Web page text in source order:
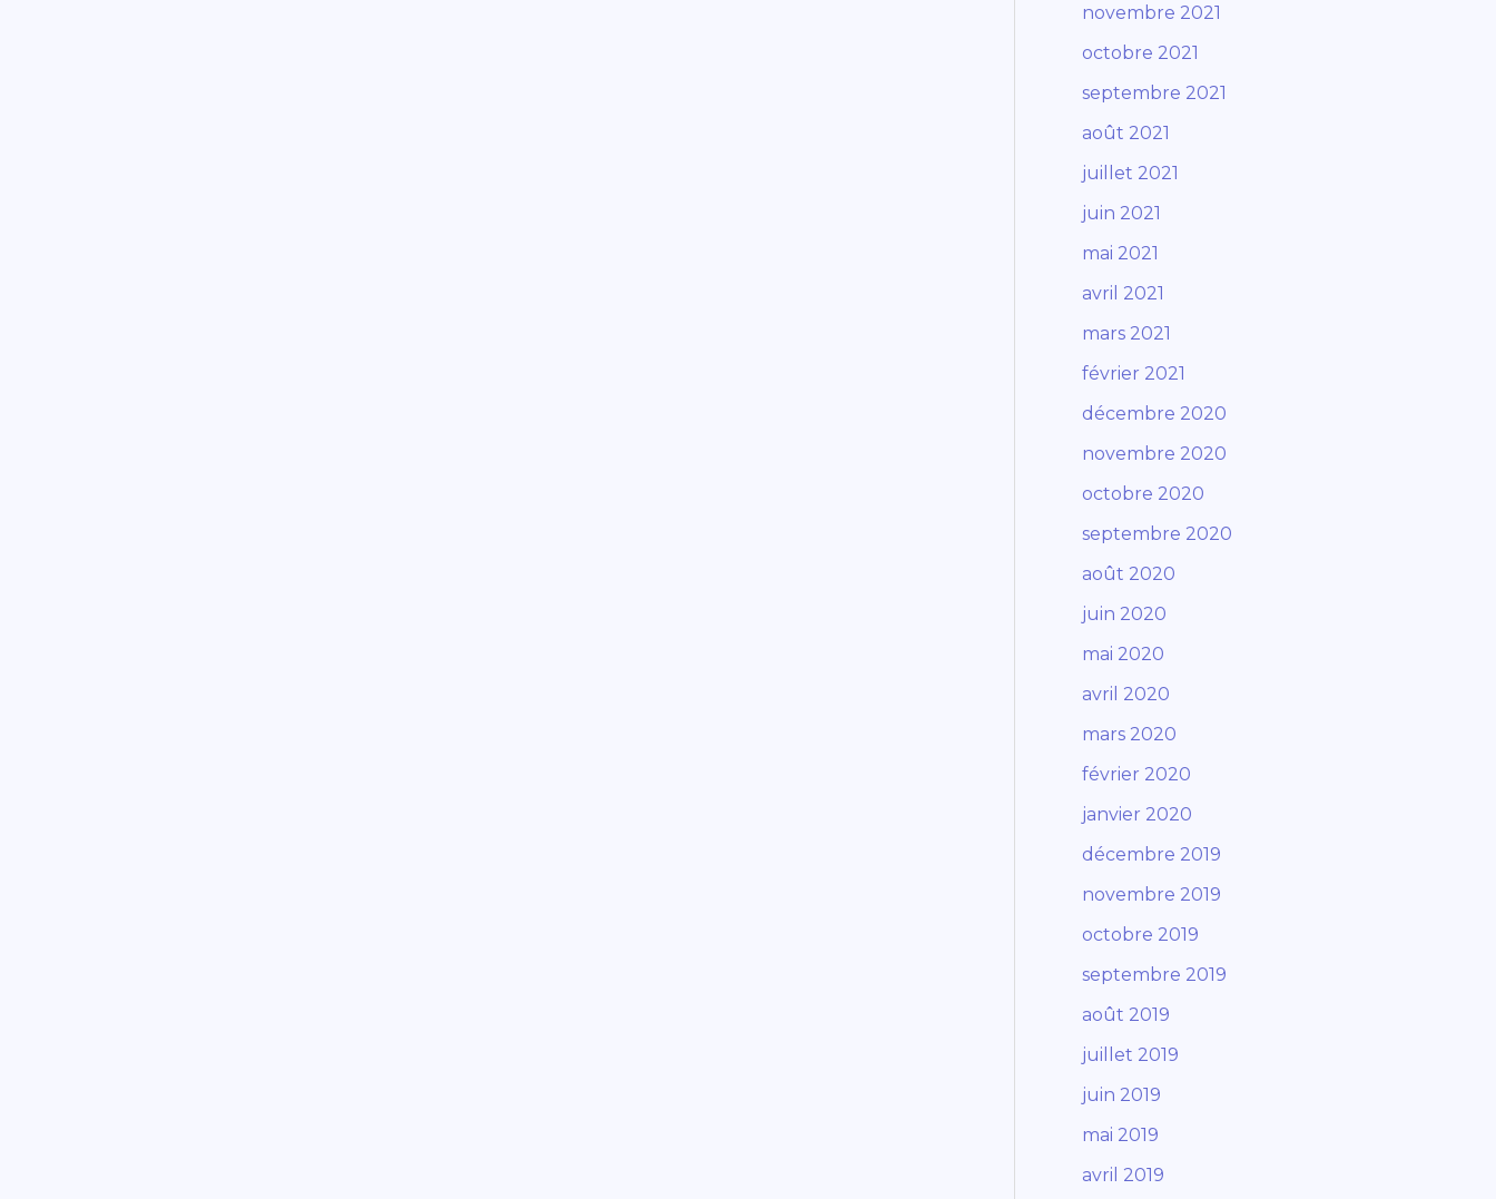
novembre 2021
octobre 2021
septembre 2021
août 2021
juillet 2021
juin 2021
mai 2021
avril 2021
mars 2021
février 2021
décembre 2020
novembre 2020
octobre 2020
septembre 2020
août 2020
juin 2020
mai 2020
avril 2020
mars 2020
février 2020
janvier 2020
décembre 2019
novembre 2019
octobre 2019
septembre 2019
août 2019
juillet 2019
juin 2019
mai 2019
avril 2019